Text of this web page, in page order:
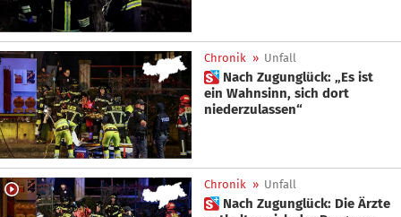
Chronik » Unfall
 Nach Zugunglück: „Es ist
ein Wahnsinn, sich dort
niederzulassen“
Chronik » Unfall
 Nach Zugunglück: Die Ärzte